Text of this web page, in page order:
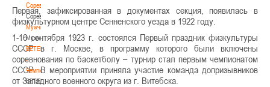
Соревнования
Соревнования
Мужчины
Мужчины
BETERA
-
Чемпионат
BETERA
Первая, зафиксированная в документах секция, появилась в
физкультурном центре Сенненского уезда в 1922 году.
1-16 сентября 1923 г. состоялся Первый праздник физкультуры
СССР в г. Москве, в программу которого были включены
соревнования по баскетболу – турнир стал первым чемпионатом
СССР. В мероприятии приняла участие команда допризывников
от Западного военного округа из г. Витебска.